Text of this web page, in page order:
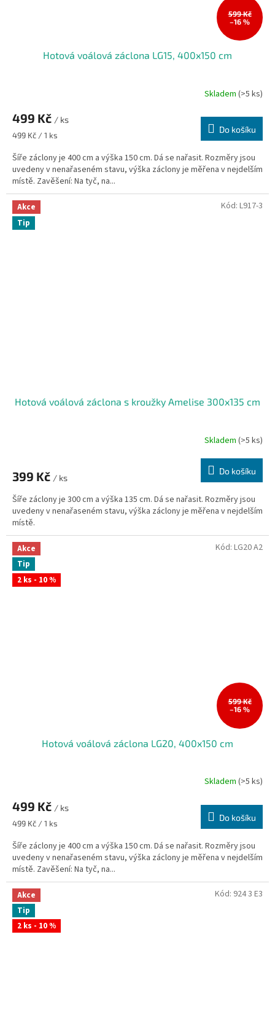
599 Kč
–16 %
Hotová voálová záclona LG15, 400x150 cm
produktu
je
5,0
z
5
hvězdiček.
Skladem(>5 ks)
499 Kč / ks
Měrná
499 Kč / 1 ks
Do košíku
Šíře záclony je 400 cm a výška 150 cm. Dá se nařasit. Rozměry jsou
uvedeny v nenařaseném stavu, výška záclony je měřena v nejdelším
místě. Zavěšení: Na tyč, na...
Akce
Tip
Hotová voálová záclona s kroužky Amelise 300x135 cm
Skladem (>5 ks)
399 Kč / ks
Do košíku
Šíře záclony je 300 cm a výška 135 cm. Dá se nařasit. Rozměry jsou
uvedeny v nenařaseném stavu, výška záclony je měřena v nejdelším
místě.
Kód: L917-3
Akce
Tip
2 ks - 10 %
599 Kč
–16 %
Hotová voálová záclona LG20, 400x150 cm
produktu
je
5,0
z
5
hvězdiček.
Skladem(>5 ks)
499 Kč / ks
Měrná
499 Kč / 1 ks
Do košíku
Šíře záclony je 400 cm a výška 150 cm. Dá se nařasit. Rozměry jsou
uvedeny v nenařaseném stavu, výška záclony je měřena v nejdelším
místě. Zavěšení: Na tyč, na...
Kód: LG20 A2
Akce
Tip
2 ks - 10 %
Kód: 924 3 E3